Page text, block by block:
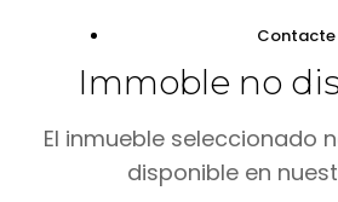
Contacte
Immoble no
El inmueble seleccionado
disponible en